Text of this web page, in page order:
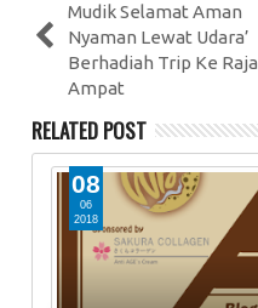
Mudik Selamat Aman
Nyaman Lewat Udara’
Berhadiah Trip Ke Raja
Ampat
RELATED POST
08
06
2018